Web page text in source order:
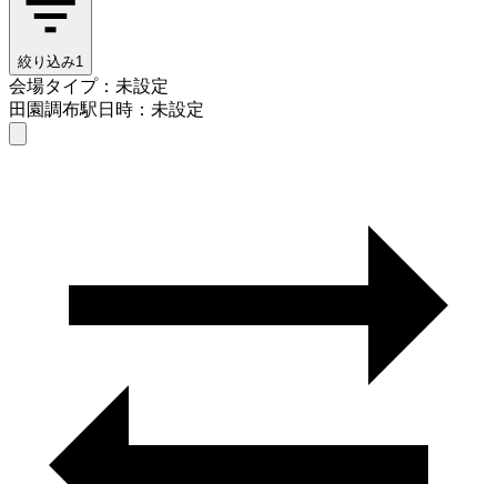
絞り込み1
会場タイプ：未設定
田園調布駅日時：未設定